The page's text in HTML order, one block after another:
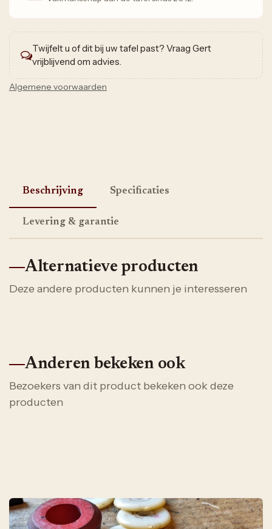
Twijfelt u of dit bij uw tafel past? Vraag Gert
vrijblijvend om advies.
Algemene voorwaarden
Beschrijving Specificaties
Levering & garantie
Alternatieve producten
Deze andere producten kunnen je interesseren
Anderen bekeken ook
Bezoekers van dit product bekeken ook deze
producten